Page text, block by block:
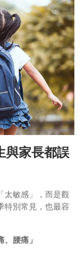
與家長都誤
太敏感」，而是觀
特別常見，也最容
腰痛」